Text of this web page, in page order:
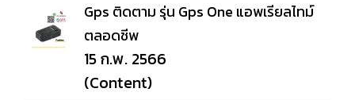
Gps ติดตาม รุ่น Gps One แอพเรียลไทม์
ตลอดชีพ
15 ก.พ. 2566
(Content)